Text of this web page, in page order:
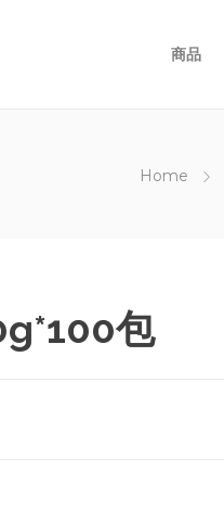
商品
Home
包